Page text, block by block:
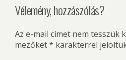
Vélemény, hozzászólás?
Az e-mail címet nem tesszük
mezőket* karakterrel